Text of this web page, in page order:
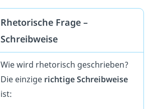
Rhetorische Frage –
Schreibweise
Wie wird rhetorisch geschrieben?
Die einzige richtige Schreibweise
ist: